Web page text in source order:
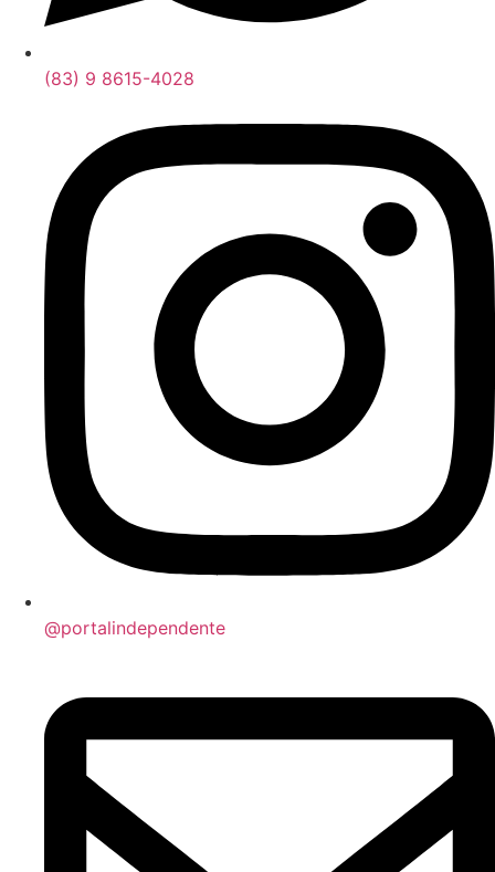
(83) 9 8615-4028
@portalindependente